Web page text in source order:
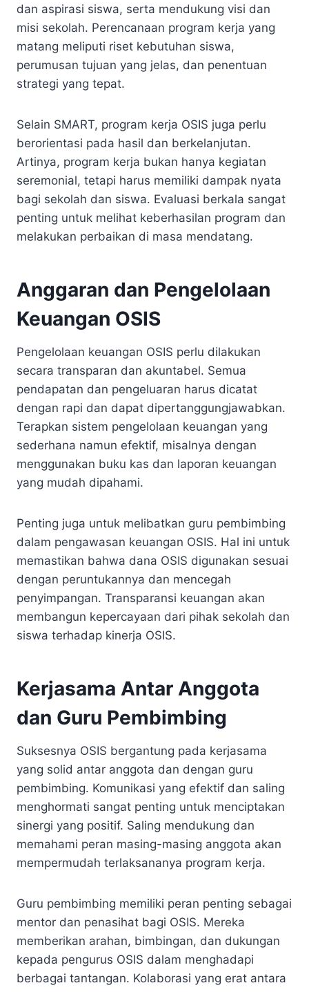
dan aspirasi siswa, serta mendukung visi dan
misi sekolah. Perencanaan program kerja yang
matang meliputi riset kebutuhan siswa,
perumusan tujuan yang jelas, dan penentuan
strategi yang tepat.
Selain SMART, program kerja OSIS juga perlu
berorientasi pada hasil dan berkelanjutan.
Artinya, program kerja bukan hanya kegiatan
seremonial, tetapi harus memiliki dampak nyata
bagi sekolah dan siswa. Evaluasi berkala sangat
penting untuk melihat keberhasilan program dan
melakukan perbaikan di masa mendatang.
Anggaran dan Pengelolaan
Keuangan OSIS
Pengelolaan keuangan OSIS perlu dilakukan
secara transparan dan akuntabel. Semua
pendapatan dan pengeluaran harus dicatat
dengan rapi dan dapat dipertanggungjawabkan.
Terapkan sistem pengelolaan keuangan yang
sederhana namun efektif, misalnya dengan
menggunakan buku kas dan laporan keuangan
yang mudah dipahami.
Penting juga untuk melibatkan guru pembimbing
dalam pengawasan keuangan OSIS. Hal ini untuk
memastikan bahwa dana OSIS digunakan sesuai
dengan peruntukannya dan mencegah
penyimpangan. Transparansi keuangan akan
membangun kepercayaan dari pihak sekolah dan
siswa terhadap kinerja OSIS.
Kerjasama Antar Anggota
dan Guru Pembimbing
Suksesnya OSIS bergantung pada kerjasama
yang solid antar anggota dan dengan guru
pembimbing. Komunikasi yang efektif dan saling
menghormati sangat penting untuk menciptakan
sinergi yang positif. Saling mendukung dan
memahami peran masing-masing anggota akan
mempermudah terlaksananya program kerja.
Guru pembimbing memiliki peran penting sebagai
mentor dan penasihat bagi OSIS. Mereka
memberikan arahan, bimbingan, dan dukungan
kepada pengurus OSIS dalam menghadapi
berbagai tantangan. Kolaborasi yang erat antara